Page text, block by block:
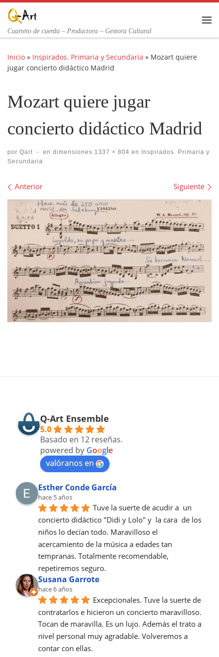
Saltar al contenido
Cuarteto de cuerda – Productora – Gestora Cultural
Inicio » Inspirados. Primaria y Secundaria » Mozart quiere
jugar concierto didáctico Madrid
Mozart quiere jugar
concierto didáctico Madrid
por Qart - en dimensiones 1337 × 804 en
Inspirados. Primaria y
Secundaria
Navegación de imágenes
Anterior Siguiente
Q-Art Ensemble
5.0
Basado en 12 reseñas.
powered by Google
valóranos en
Esther Conde García
hace 5 años
Tuve la suerte de acudir a  un
concierto didáctico "Didi y Lolo" y  la cara  de los
niños lo decían todo. Maravilloso el
acercamiento de la música a edades tan
tempranas. Totalmente recomendable,
repetiremos seguro.
Susana Garrote
hace 6 años
Excepcionales. Tuve la suerte de
contratarlos e hicieron un concierto maravilloso.
Tocan de maravilla. Es un lujo. Además el trato a
nivel personal muy agradable. Volveremos a
contar con ellas.